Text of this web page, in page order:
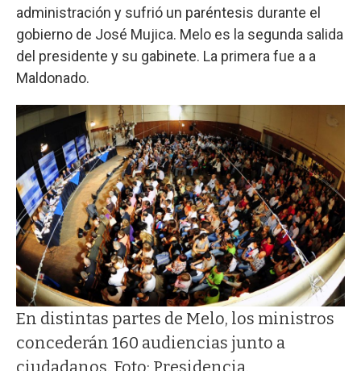
administración y sufrió un paréntesis durante el
gobierno de José Mujica. Melo es la segunda salida
del presidente y su gabinete. La primera fue a a
Maldonado.
En distintas partes de Melo, los ministros
concederán 160 audiencias junto a
ciudadanos. Foto: Presidencia.